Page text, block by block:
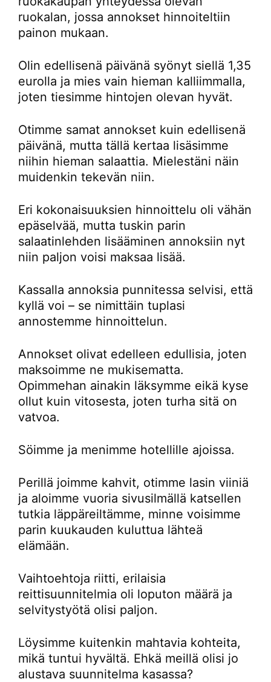
ruokalan, jossa annokset hinnoiteltiin
painon mukaan.
Olin edellisenä päivänä syönyt siellä 1,35
eurolla ja mies vain hieman kalliimmalla,
joten tiesimme hintojen olevan hyvät.
Otimme samat annokset kuin edellisenä
päivänä, mutta tällä kertaa lisäsimme
niihin hieman salaattia. Mielestäni näin
muidenkin tekevän niin.
Eri kokonaisuuksien hinnoittelu oli vähän
epäselvää, mutta tuskin parin
salaatinlehden lisääminen annoksiin nyt
niin paljon voisi maksaa lisää.
Kassalla annoksia punnitessa selvisi, että
kyllä voi – se nimittäin tuplasi
annostemme hinnoittelun.
Annokset olivat edelleen edullisia, joten
maksoimme ne mukisematta.
Opimmehan ainakin läksymme eikä kyse
ollut kuin vitosesta, joten turha sitä on
vatvoa.
Söimme ja menimme hotellille ajoissa.
Perillä joimme kahvit, otimme lasin viiniä
ja aloimme vuoria sivusilmällä katsellen
tutkia läppäreiltämme, minne voisimme
parin kuukauden kuluttua lähteä
elämään.
Vaihtoehtoja riitti, erilaisia
reittisuunnitelmia oli loputon määrä ja
selvitystyötä olisi paljon.
Löysimme kuitenkin mahtavia kohteita,
mikä tuntui hyvältä. Ehkä meillä olisi jo
alustava suunnitelma kasassa?